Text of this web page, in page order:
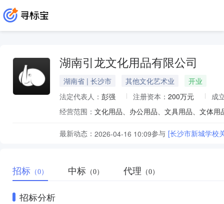
湖南引龙文化用品有限公司
湖南省 | 长沙市 其他文化艺术业
开业
法定代表人： 彭强 注册资本： 200万元
成
经营范围：
最新动态： 2026-04-16 10:09参与 [长沙市新城学校
招标 （0） 中标 （0） 代理 （0）
招标分析